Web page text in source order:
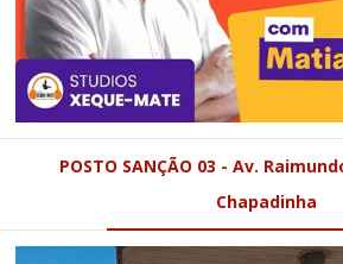
POSTO SANÇÃO 03 - Av.
Chapadinha